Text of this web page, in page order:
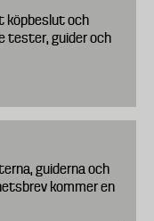
köpbeslut och
tester, guider och
guiderna och
kommer en